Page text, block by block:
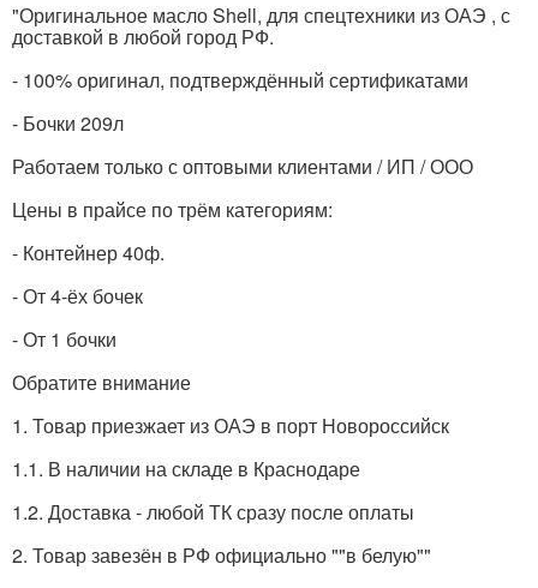
"Оригинальное масло Shell, для спецтехники из ОАЭ , с
доставкой в любой город РФ.
- 100% оригинал, подтверждённый сертификатами
- Бочки 209л
Работаем только с оптовыми клиентами / ИП / ООО
Цены в прайсе по трём категориям:
- Контейнер 40ф.
- От 4-ёх бочек
- От 1 бочки
Обратите внимание
1. Товар приезжает из ОАЭ в порт Новороссийск
1.1. В наличии на складе в Краснодаре
1.2. Доставка - любой ТК сразу после оплаты
2. Товар завезён в РФ официально ""в белую""